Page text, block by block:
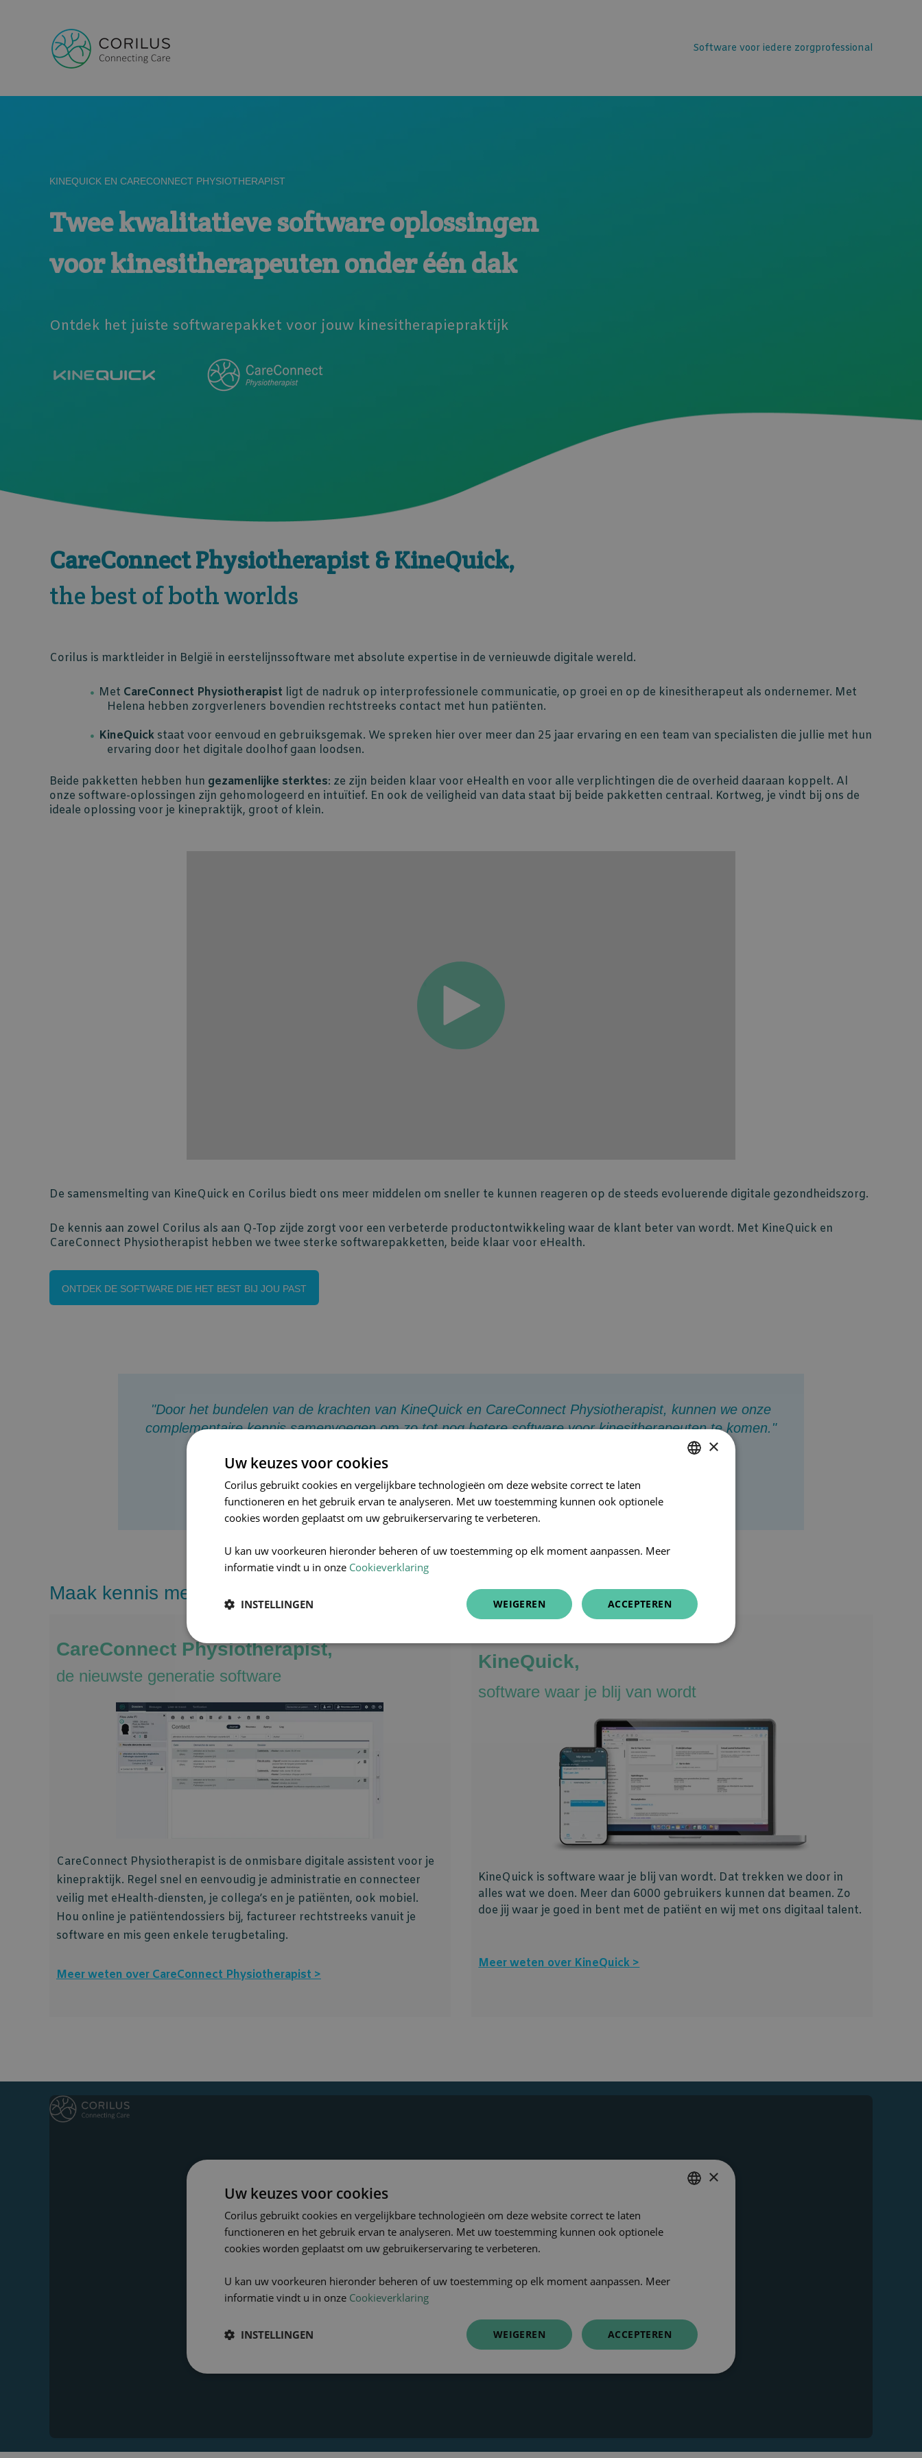
Software voor iedere zorgprofessional
KINEQUICK EN CARECONNECT PHYSIOTHERAPIST
Twee kwalitatieve software oplossingen
voor kinesitherapeuten onder één dak
Ontdek het juiste softwarepakket voor jouw kinesitherapiepraktijk
CareConnect Physiotherapist & KineQuick,
the best of both worlds
Corilus is marktleider in België in eerstelijnssoftware met absolute expertise in de vernieuwde digitale wereld.
Met CareConnect Physiotherapist ligt de nadruk op interprofessionele communicatie, op groei en op de kinesitherapeut als ondernemer. Met
Helena hebben zorgverleners bovendien rechtstreeks contact met hun patiënten.
KineQuick staat voor eenvoud en gebruiksgemak. We spreken hier over meer dan 25 jaar ervaring en een team van specialisten die jullie met hun
ervaring door het digitale doolhof gaan loodsen.
Beide pakketten hebben hun gezamenlijke sterktes: ze zijn beiden klaar voor eHealth en voor alle verplichtingen die de overheid daaraan koppelt. Al
onze software-oplossingen zijn gehomologeerd en intuïtief. En ook de veiligheid van data staat bij beide pakketten centraal. Kortweg, je vindt bij ons de
ideale oplossing voor je kinepraktijk, groot of klein.
De samensmelting van KineQuick en Corilus biedt ons meer middelen om sneller te kunnen reageren op de steeds evoluerende digitale gezondheidszorg.
De kennis aan zowel Corilus als aan Q-Top zijde zorgt voor een verbeterde productontwikkeling waar de klant beter van wordt. Met KineQuick en
CareConnect Physiotherapist hebben we twee sterke softwarepakketten, beide klaar voor eHealth.
ONTDEK DE SOFTWARE DIE HET BEST BIJ JOU PAST
"Door het bundelen van de krachten van KineQuick en CareConnect Physiotherapist, kunnen we onze
complementaire kennis samenvoegen om zo tot nog betere software voor kinesitherapeuten te komen."
- Koen Van de Gucht, Business Unit Manager Corilus Kinesitherapeuten
Maak kennis met onze software
CareConnect Physiotherapist,
de nieuwste generatie software
CareConnect Physiotherapist is de onmisbare digitale assistent voor je
kinepraktijk. Regel snel en eenvoudig je administratie en connecteer
veilig met eHealth-diensten, je collega’s en je patiënten, ook mobiel.
Hou online je patiëntendossiers bij, factureer rechtstreeks vanuit je
software en mis geen enkele terugbetaling.
Meer weten over CareConnect Physiotherapist >
KineQuick,
software waar je blij van wordt
KineQuick is software waar je blij van wordt. Dat trekken we door in
alles wat we doen. Meer dan 6000 gebruikers kunnen dat beamen. Zo
doe jij waar je goed in bent met de patiënt en wij met ons digitaal talent.
Meer weten over KineQuick >
×
Uw keuzes voor cookies
Corilus gebruikt cookies en vergelijkbare technologieën om deze website correct te laten
functioneren en het gebruik ervan te analyseren. Met uw toestemming kunnen ook optionele
cookies worden geplaatst om uw gebruikerservaring te verbeteren.
U kan uw voorkeuren hieronder beheren of uw toestemming op elk moment aanpassen. Meer
informatie vindt u in onze Cookieverklaring
ACCEPTEREN
WEIGEREN
INSTELLINGEN